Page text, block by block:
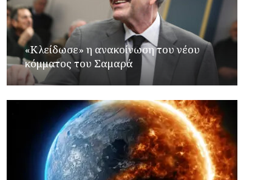
«Κλείδωσε» η ανακοίνωση του νέου
κόμματος του Σαμαρά